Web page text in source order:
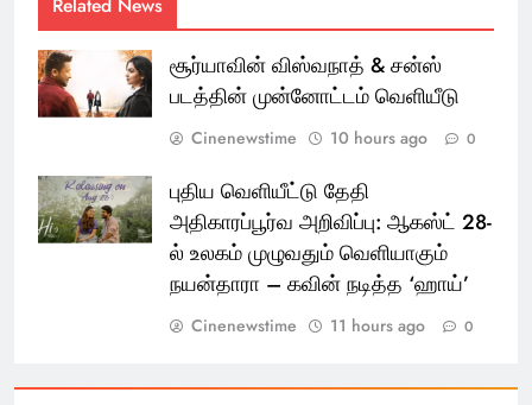
சூர்யாவின் விஸ்வநாத் & சன்ஸ்
படத்தின் முன்னோட்டம் வெளியீடு
Cinenewstime 10 hours ago 0
புதிய வெளியீட்டு தேதி
அதிகாரப்பூர்வ அறிவிப்பு: ஆகஸ்ட் 28-
ல் உலகம் முழுவதும் வெளியாகும்
நயன்தாரா – கவின் நடித்த ‘ஹாய்’
Cinenewstime 11 hours ago 0